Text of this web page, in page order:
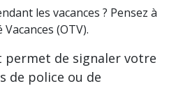
les vacances ? Pensez à
(OTV).
de signaler votre
de police ou de